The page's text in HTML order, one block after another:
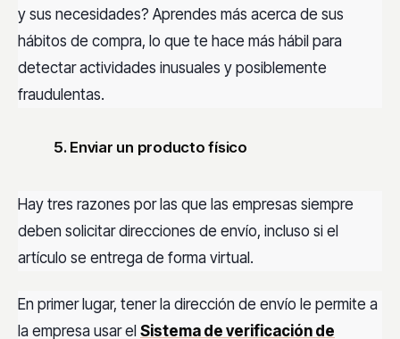
y sus necesidades? Aprendes más acerca de sus
hábitos de compra, lo que te hace más hábil para
detectar actividades inusuales y posiblemente
fraudulentas.
5. Enviar un producto físico
Hay tres razones por las que las empresas siempre
deben solicitar direcciones de envío, incluso si el
artículo se entrega de forma virtual.
En primer lugar, tener la dirección de envío le permite a
la empresa usar el Sistema de verificación de